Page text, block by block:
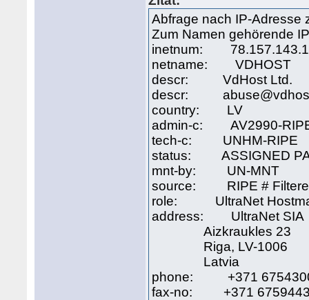
Abfrage nach IP-
Zum Namen gehörende
inetnum:
netname: VDHOST
descr: VdHost Ltd.
descr:
country: LV
admin-c: AV2990-
tech-c: UNHM-RIPE
status: ASSIGNED
mnt-by: UN-MNT
source: RIPE #
role: UltraNet
address: UltraNet SIA
Aizkraukles 23
Riga, LV-1006
Latvia
phone: +371
fax-no: +371